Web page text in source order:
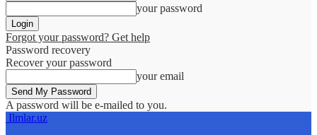
your password
Forgot your password? Get help
Password recovery
Recover your password
your email
A password will be e-mailed to you.
Ilmlar.uz